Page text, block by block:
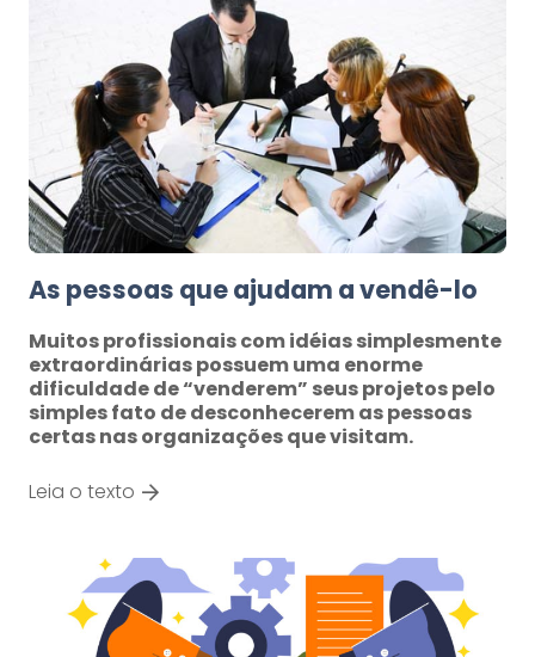
As pessoas que ajudam a vendê-lo
Muitos profissionais com idéias simplesmente
extraordinárias possuem uma enorme
dificuldade de “venderem” seus projetos pelo
simples fato de desconhecerem as pessoas
certas nas organizações que visitam.
Leia o texto